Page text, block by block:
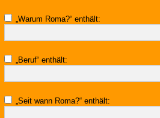
„Warum Roma?“ enthält:
„Beruf“ enthält:
„Seit wann Roma?“ enthält: